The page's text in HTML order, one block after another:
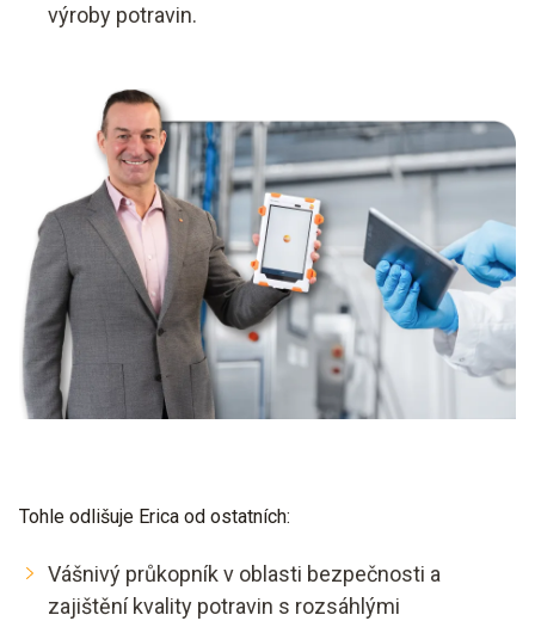
výroby potravin.
Tohle odlišuje Erica od ostatních:
Vášnivý průkopník v oblasti bezpečnosti a
zajištění kvality potravin s rozsáhlými